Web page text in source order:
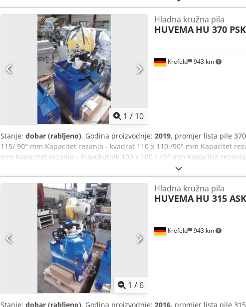
1 / 10
Krefeld 943 km
Hladna kružna pila
HUVEMA HU 370 PSK
Stanje: dobar (rabljeno), Godina proizvodnje: 2019, promjer lista pile
115/ 90° mm Kapacitet rezanja - kvadrat 110 x 110 /90° mm Kapacitet
mm Kapacitet rezanja - Pravokutnik 100 x 100 / 45° mm Kapacitet
Kapacitet rezanja - kvadrat 100 x 100 /45° mm brzina lista pile 22 / 44 o/
motora 3 kW Cedpfx Asvxli Njnqorf Težina stroja cca 0,27 t Dimenzije
mm nova, nekorištena pila, pila s osnovnim okvirom, 2-brzinski motor,
otpuštanje, materijalni zastoj, rashladni sustav, Opcija zakošenja 45°
1 / 6
Krefeld 943 km
Hladna kružna pila
HUVEMA HU 315 ASK
Stanje: dobar (rabljeno), Godina proizvodnje: 2016, promjer lista pile